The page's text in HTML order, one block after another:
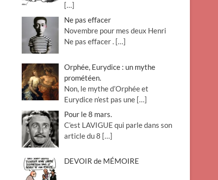
[…]
Ne pas effacer
Novembre pour mes deux Henri
Ne pas effacer . […]
Orphée, Eurydice : un mythe
prométéen.
Non, le mythe d’Orphée et
Eurydice n’est pas une […]
Pour le 8 mars.
C’est LAVIGUE qui parle dans son
article du 8 […]
DEVOIR de MÉMOIRE